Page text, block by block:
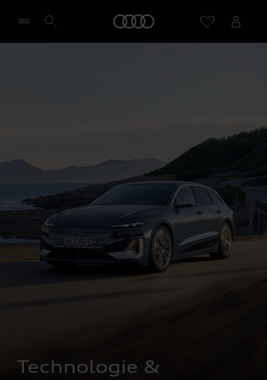
Technologie & Digitalisatie
Configureren
Technologie &